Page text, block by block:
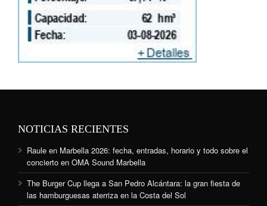
NOTICIAS RECIENTES
Raule en Marbella 2026: fecha, entradas, horario y todo sobre el
concierto en OMA Sound Marbella
The Burger Cup llega a San Pedro Alcántara: la gran fiesta de
las hamburguesas aterriza en la Costa del Sol